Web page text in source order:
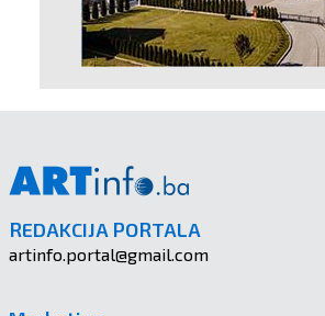
REDAKCIJA PORTALA
artinfo.portal@gmail.com